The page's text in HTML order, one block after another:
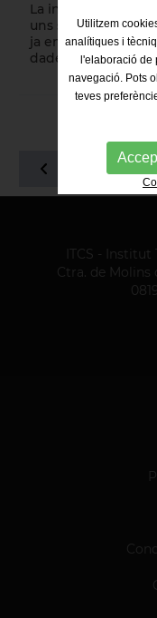
La inscripció per
uns sis mesos
ja ens pots
dades i avisar-te
TORNAR AL
ITCS - Institut
Ctra. de Molins
Utilitzem
analítiques i
l'elaboració de
navegació. Pots
teves